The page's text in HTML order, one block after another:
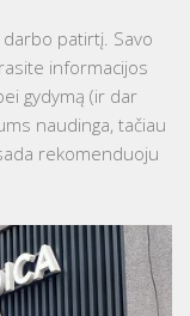
patirtį. Savo
informacijos
gydymą (ir dar
naudinga, tačiau
rekomenduoju